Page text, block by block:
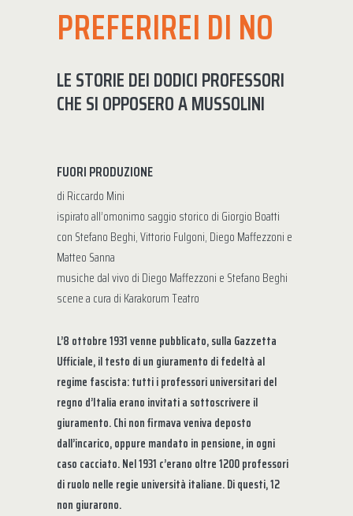
PREFERIREI DI NO
LE STORIE DEI DODICI PROFESSORI
CHE SI OPPOSERO A MUSSOLINI
FUORI PRODUZIONE
di Riccardo Mini
ispirato all’omonimo saggio storico di Giorgio Boatti
con Stefano Beghi, Vittorio Fulgoni, Diego Maffezzoni e
Matteo Sanna
musiche dal vivo di Diego Maffezzoni e Stefano Beghi
scene a cura di Karakorum Teatro
L’8 ottobre 1931 venne pubblicato, sulla Gazzetta
Ufficiale, il testo di un giuramento di fedeltà al
regime fascista: tutti i professori universitari del
regno d’Italia erano invitati a sottoscrivere il
giuramento. Chi non firmava veniva deposto
dall’incarico, oppure mandato in pensione, in ogni
caso cacciato. Nel 1931 c’erano oltre 1200 professori
di ruolo nelle regie università italiane. Di questi, 12
non giurarono.